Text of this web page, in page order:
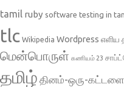
tamil ruby software testing in
tlc Wikipedia Wordpress எளிய
மென்பொருள் கணியம் 23
தமிழ் தினம்-ஒரு-கட்டளை